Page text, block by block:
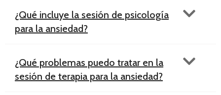
¿Qué incluye la sesión de psicología
para la ansiedad?
¿Qué problemas puedo tratar en la
sesión de terapia para la ansiedad?